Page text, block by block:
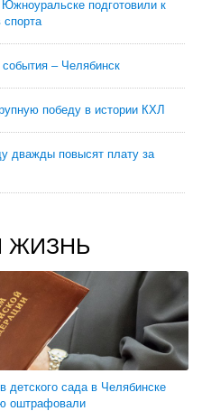
подготовили к
– Челябинск
победу в истории КХЛ
дважды повысят плату за
ЖИЗНЬ
детского сада в Челябинске
оштрафовали